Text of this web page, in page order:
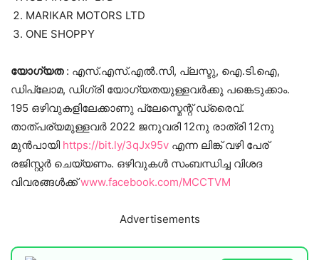
MARIKAR MOTORS LTD
ONE SHOPPY
യോഗ്യത: എസ്.എസ്.എൽ.സി, പ്ലസ്ടു, ഐ.ടി.ഐ,
ഡിപ്ലോമ, ഡിഗ്രി യോഗ്യതയുള്ളവർക്കു പങ്കെടുക്കാം.
195 ഒഴിവുകളിലേക്കാണു പ്ലേസ്മെന്റ് ഡ്രൈവ്.
താത്പര്യമുള്ളവർ 2022 ജനുവരി 12നു രാത്രി 12നു
മുൻപായി https://bit.ly/3qJx95v എന്ന ലിങ്ക് വഴി പേര്
രജിസ്റ്റർ ചെയ്യണം. ഒഴിവുകൾ സംബന്ധിച്ച വിശദ
വിവരങ്ങൾക്ക്www.facebook.com/MCCTVM
Advertisements